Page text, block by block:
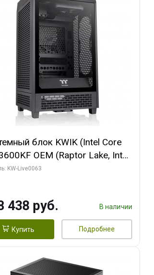
блок KWIK (Intel Core
OEM (Raptor Lake, Intel
8EC/6PC/ 64 ГБ ОЗУ/ MSI
KW-Live0063
438 руб. В наличии
Купить Подробнее